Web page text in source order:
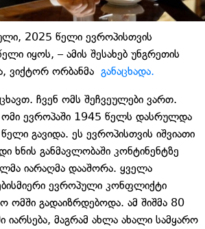
2025 წელი ევროპისთვის
იყოს, – ამის შესახებ უნგრეთის
ვიქტორ ორბანმა განაცხადა.
ჩვენ ომს შეჩვეულები ვართ.
ომი ევროპაში 1945 წელს დასრულდა
გავიდა. ეს ევროპისთვის იშვიათი
ხნის განმავლობაში კონტინენტზე
იარაღმა დააშორა. ყველა
ევროპული კონფლიქტი
გადაიზრდებოდა. ამ შიშმა 80
იარსება, მაგრამ ახლა ახალი სამყარო